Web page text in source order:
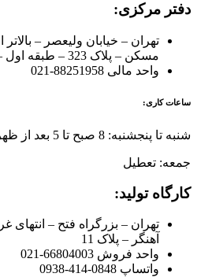
دفتر مرکزی:
تهران – خیابان ولیعصر –
مسکن – پلاک 323 – طبقه اول – واحد B2
واحد مالی 88251958-021
ساعات کاری:
شنبه تا پنجشنبه: 8 صبح تا 5 بعد از ظهر
جمعه: تعطیل
کارگاه تولید:
آهنگر – پلاک 11
واحد فروش 66804003-021
واتساپ 0848-414-0938